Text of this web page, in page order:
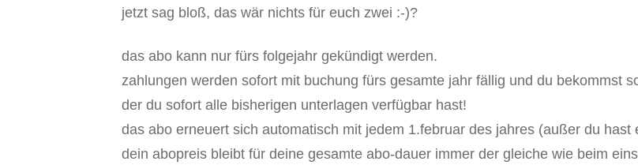
jetzt sag bloß, das wär nichts für euch zwei :-)?
das abo kann nur fürs folgejahr gekündigt werden.
zahlungen werden sofort mit buchung fürs gesamte jahr fällig und du bekommst
der du sofort alle bisherigen unterlagen verfügbar hast!
das abo erneuert sich automatisch mit jedem 1.februar des jahres (außer du hast
dein abopreis bleibt für deine gesamte abo-dauer immer der gleiche wie beim